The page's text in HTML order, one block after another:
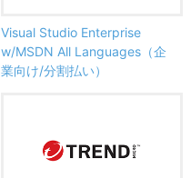
Visual Studio Enterprise
w/MSDN All Languages（企
業向け/分割払い）